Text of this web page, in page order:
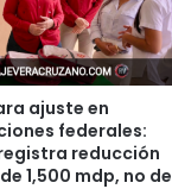
ajuste en
federales:
reducción
1,500 mdp, no de